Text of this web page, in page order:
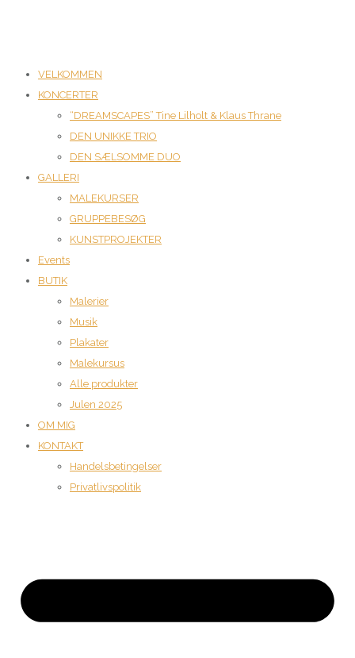
VELKOMMEN
KONCERTER
“DREAMSCAPES” Tine Lilholt & Klaus Thrane
DEN UNIKKE TRIO
DEN SÆLSOMME DUO
GALLERI
MALEKURSER
GRUPPEBESØG
KUNSTPROJEKTER
Events
BUTIK
Malerier
Musik
Plakater
Malekursus
Alle produkter
Julen 2025
OM MIG
KONTAKT
Handelsbetingelser
Privatlivspolitik